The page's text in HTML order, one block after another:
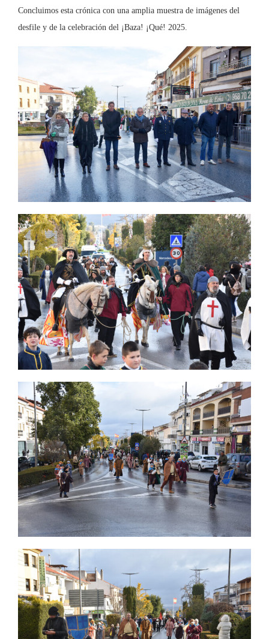
Concluimos esta crónica con una amplia muestra de imágenes del
desfile y de la celebración del ¡Baza! ¡Qué! 2025.